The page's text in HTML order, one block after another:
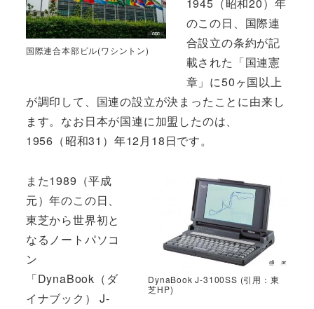
国際連合本部ビル(ワシントン)
1945（昭和20）年
のこの日、国際連
合設立の条約が記
載された「国連憲
章」に50ヶ国以上
が調印して、国連の設立が決まったことに由来し
ます。なお日本が国連に加盟したのは、
1956（昭和31）年12月18日です。
DynaBook J-3100SS (引用：東
芝HP)
また1989（平成
元）年のこの日、
東芝から世界初と
なるノートパソコ
ン
「DynaBook（ダ
イナブック） J-